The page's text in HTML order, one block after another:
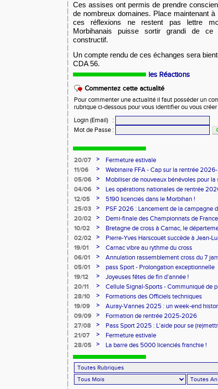
Ces assises ont permis de prendre
de nombreux domaines. Place maintenant
ces réflexions ne restent pas lettre
Morbihanais puisse sortir grandi de ce
constructif.
Un compte rendu de ces échanges sera
CDA 56.
les Réactions
Commentez cette actualité
Pour commenter une actualité il faut posséder un
rubrique ci-dessous pour vous identifier ou vous
Login (Email)
:
Mot de Passe :
20/07 >
Fermeture estivale
11/06
>
Webinaire FFA - Cap sur la rentrée
05/06
>
Mobiliser de nouveaux bénévoles pour
04/06
>
Les opérations nationales de rentrée
12/05
>
5190 licenciés dans le Morbihan !
25/03
>
PSF 2026 : Lancement de la campagne
20/02
>
Demi-finale des Championnats de
10/02
>
Bretagne de cross à Carnac, le
l'honneur
02/02 >
Pierre-Yves Harscouët succède à Jean-
comité du Morbihan
19/01 >
Carnac vibre au rythme du cross
06/01
>
Annulation rassemblement cross du 7
05/01
>
pass Sport - Prolongation exceptionnelle
19/12
>
Joyeuses fêtes de fin d'année !
20/11
>
Cellule Signal-Sports - Communiqué de
Sports
28/10 >
Formations des Officiels techniques
19/09
>
Auray-Vannes 2025 : un week-end
marathon breton
09/09 >
Formation de rentrée 2025-2026
27/08
>
Pass Sport 2025 : L'aide pour se
21/07
>
Fermeture estivale
28/05
> La barre des 5000 licenciés franchie !